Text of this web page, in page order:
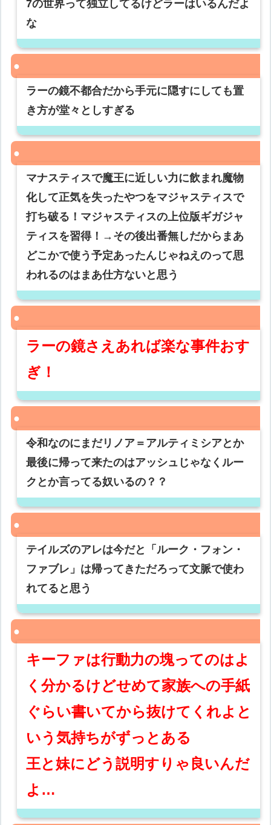
7の世界って独立してるけどラーはいるんだよ
な
ラーの鏡不都合だから手元に隠すにしても置
き方が堂々としすぎる
マナスティスで魔王に近しい力に飲まれ魔物
化して正気を失ったやつをマジャスティスで
打ち破る！マジャスティスの上位版ギガジャ
ティスを習得！→その後出番無しだからまあ
どこかで使う予定あったんじゃねえのって思
われるのはまあ仕方ないと思う
ラーの鏡さえあれば楽な事件おす
ぎ！
令和なのにまだリノア＝アルティミシアとか
最後に帰って来たのはアッシュじゃなくルー
クとか言ってる奴いるの？？
テイルズのアレは今だと「ルーク・フォン・
ファブレ」は帰ってきただろって文脈で使わ
れてると思う
キーファは行動力の塊ってのはよ
く分かるけどせめて家族への手紙
ぐらい書いてから抜けてくれよと
いう気持ちがずっとある
王と妹にどう説明すりゃ良いんだ
よ…